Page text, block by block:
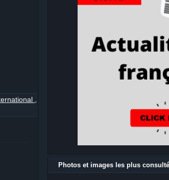
Photos et images les plus